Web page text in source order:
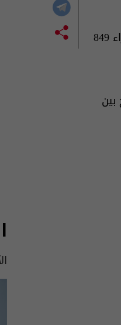
وسجل سعر بيع المثقال الواحد عيار 21 من الذهب العراقي سجل 853 ألف دينار، وبلغ سعر الشراء 849
الذهب الخليجي عيار 21 تراوح بين